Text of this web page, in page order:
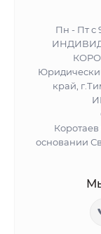
Пн - Пт с
край,
основании